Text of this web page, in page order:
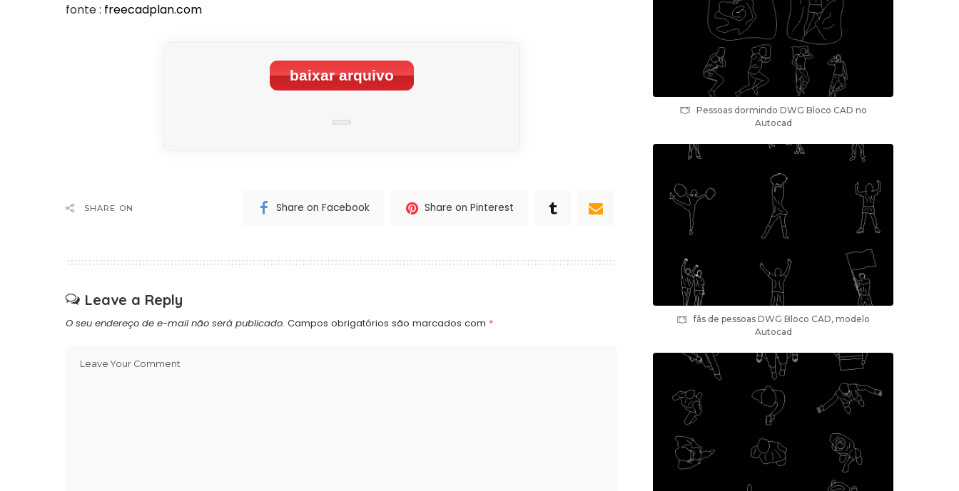
fonte : freecadplan.com
baixar arquivo
SHARE ON Share on Facebook Share on Pinterest
Leave a Reply
O seu endereço de e-mail não será publicado. Campos obrigatórios são marcados com *
Pessoas dormindo DWG Bloco CAD no
Autocad
fãs de pessoas DWG Bloco CAD, modelo
Autocad